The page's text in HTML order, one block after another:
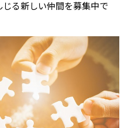
る新しい仲間を募集中で